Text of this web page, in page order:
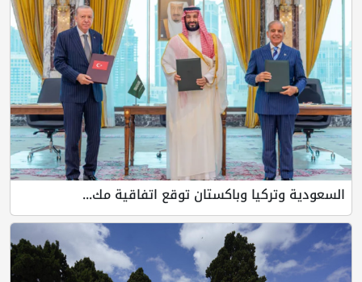
السعودية وتركيا وباكستان توقع اتفاقية مك...